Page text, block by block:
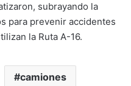
subrayando la
para prevenir accidentes
la Ruta A-16.
camiones